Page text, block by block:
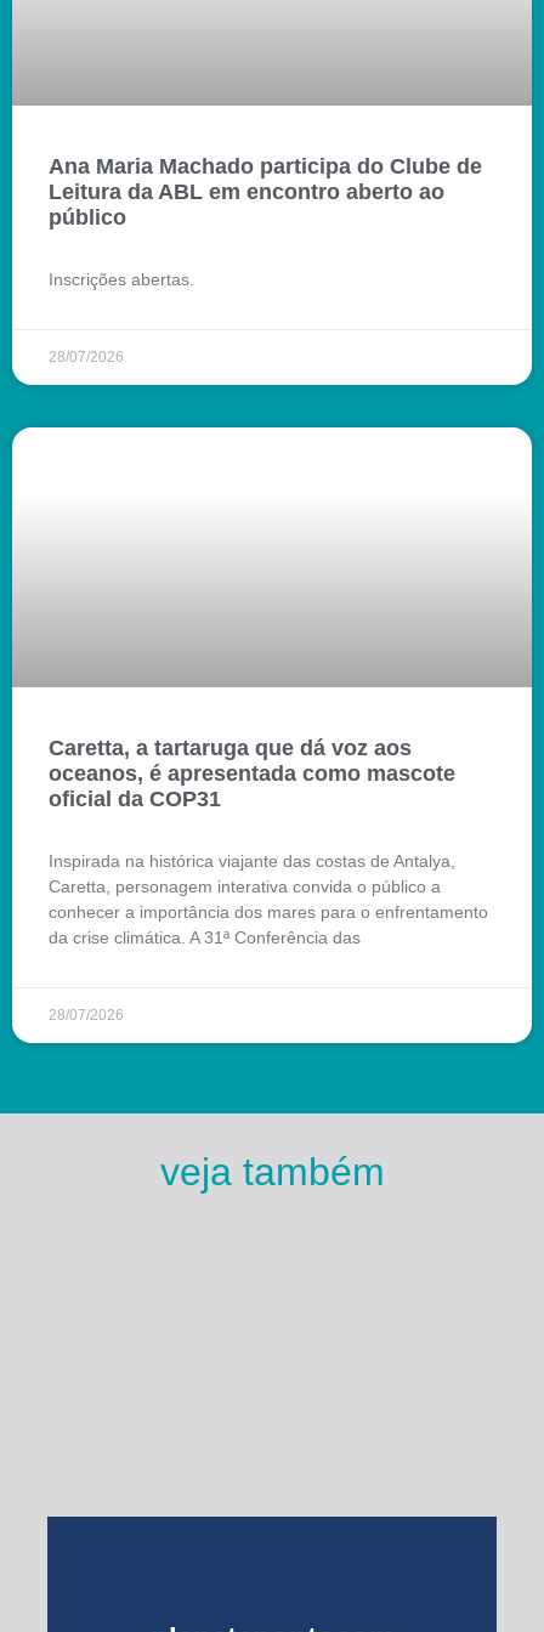
Ana Maria Machado participa do Clube de
Leitura da ABL em encontro aberto ao
público
Inscrições abertas.
28/07/2026
Caretta, a tartaruga que dá voz aos
oceanos, é apresentada como mascote
oficial da COP31
Inspirada na histórica viajante das costas de Antalya,
Caretta, personagem interativa convida o público a
conhecer a importância dos mares para o enfrentamento
da crise climática. A 31ª Conferência das
28/07/2026
veja também